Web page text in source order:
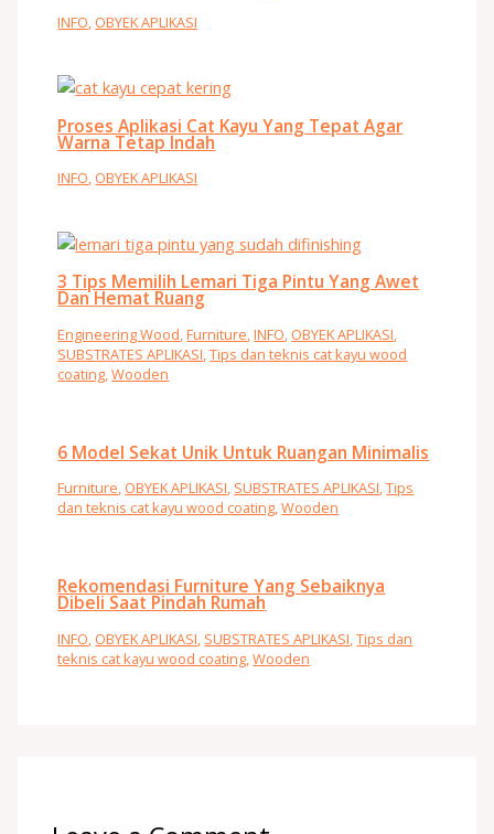
INFO OBYEK APLIKASI
Proses Aplikasi Cat Kayu Yang Tepat Agar
Warna Tetap Indah
INFO, OBYEK APLIKASI
3 Tips Memilih Lemari Tiga Pintu Yang Awet
Dan Hemat Ruang
Engineering Wood,Furniture,INFO, OBYEK APLIKASI,
SUBSTRATES APLIKASI,Tips dan teknis cat kayu wood
coating,Wooden
6 Model Sekat Unik Untuk Ruangan Minimalis
Furniture, OBYEK APLIKASI, SUBSTRATES APLIKASI,Tips
dan teknis cat kayu wood coating,Wooden
Rekomendasi Furniture Yang Sebaiknya
Dibeli Saat Pindah Rumah
INFO, OBYEK APLIKASI, SUBSTRATES APLIKASI,Tips dan
teknis cat kayu wood coating,Wooden